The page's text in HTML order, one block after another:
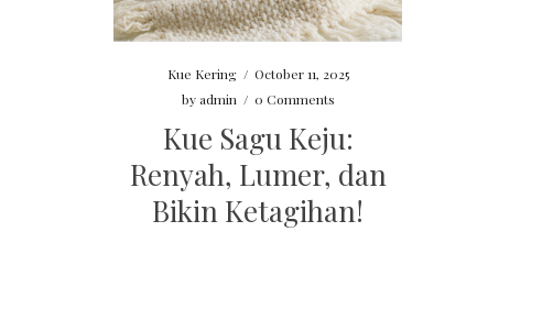
Kue Kering / October 11, 2025
byadmin / 0 Comments
Kue Sagu Keju:
Renyah, Lumer, dan
Bikin Ketagihan!